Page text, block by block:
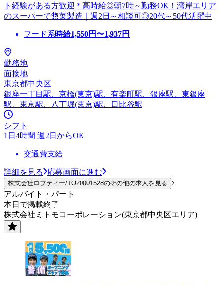
ト経験がある方歓迎＊高時給◎朝7時～勤務OK！湾岸エリア
のスーパーで惣菜製造｜週2日～相談可◎20代～50代活躍中
フード系時給1,550円〜1,937円
勤務地
面接地
東京都中央区
銀座一丁目駅、京橋(東京)駅、有楽町駅、銀座駅、東銀座
駅、東京駅、八丁堀(東京)駅、日比谷駅
シフト
1日4時間 週2日からOK
交通費支給
詳細を見る 応募画面に進む
株式会社ロフティー/TO20001528のその他の求人を見る
アルバイト・パート
本日で掲載終了
株式会社ミトモコーポレーション(東京都中央区エリア)